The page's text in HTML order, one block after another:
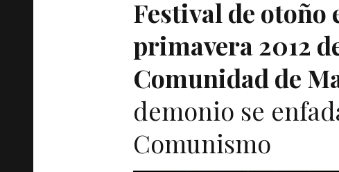
Festival de otoño
primavera 2012
Comunidad de
demonio se
Comunismo